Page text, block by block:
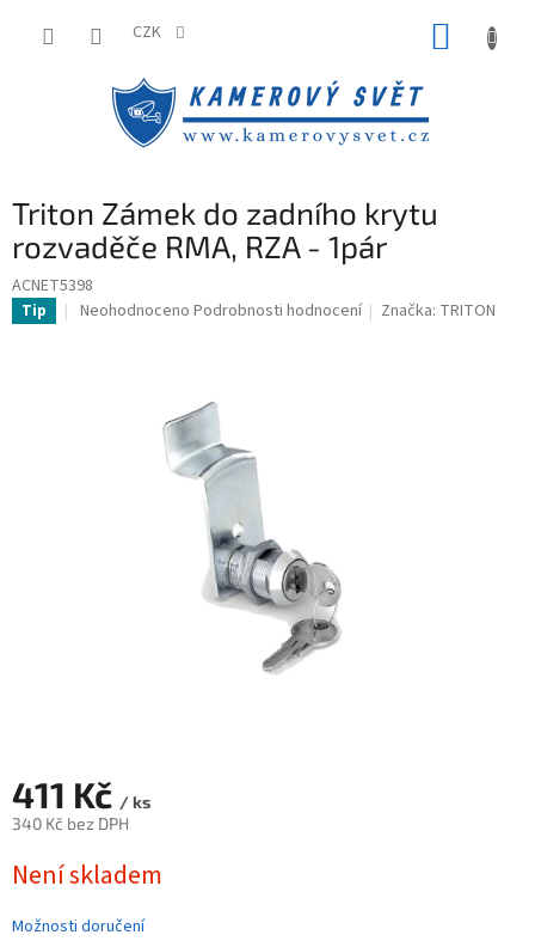
CZK
Triton Zámek do zadního krytu
rozvaděče RMA, RZA - 1pár
ACNET5398
Tip
Průměrné
Neohodnoceno Podrobnosti hodnocení Značka: TRITON
411 Kč / ks
340 Kč bez DPH
cena:
Není skladem
Možnosti doručení